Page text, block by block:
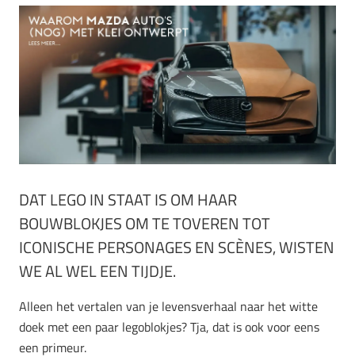
DAT LEGO IN STAAT IS OM HAAR
BOUWBLOKJES OM TE TOVEREN TOT
ICONISCHE PERSONAGES EN SCÈNES, WISTEN
WE AL WEL EEN TIJDJE.
Alleen het vertalen van je levensverhaal naar het witte
doek met een paar legoblokjes? Tja, dat is ook voor eens
een primeur.